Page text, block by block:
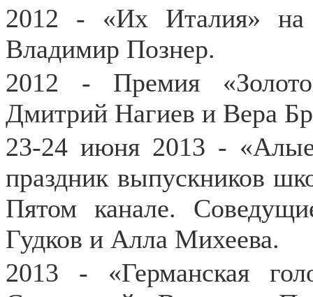
2012 - «Их Италия» на
Владимир Познер.
2012 - Премия
Дмитрий Нагиев и Вера
23-24 июня 2013 -
праздник выпускников
Пятом канале.
Гудков и Алла Михеева.
2013 - «Германская